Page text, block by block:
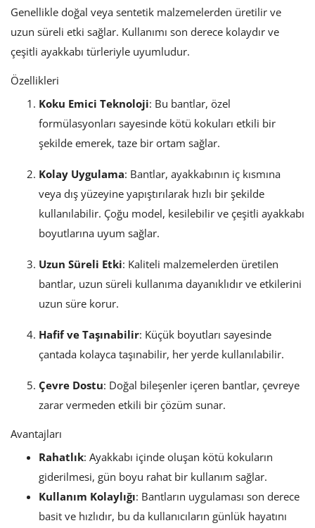
Genellikle doğal veya sentetik malzemelerden üretilir ve
uzun süreli etki sağlar. Kullanımı son derece kolaydır ve
çeşitli ayakkabı türleriyle uyumludur.
Özellikleri
Koku Emici Teknoloji: Bu bantlar, özel
formülasyonları sayesinde kötü kokuları etkili bir
şekilde emerek, taze bir ortam sağlar.
Kolay Uygulama: Bantlar, ayakkabının iç kısmına
veya dış yüzeyine yapıştırılarak hızlı bir şekilde
kullanılabilir. Çoğu model, kesilebilir ve çeşitli ayakkabı
boyutlarına uyum sağlar.
Uzun Süreli Etki: Kaliteli malzemelerden üretilen
bantlar, uzun süreli kullanıma dayanıklıdır ve etkilerini
uzun süre korur.
Hafif ve Taşınabilir: Küçük boyutları sayesinde
çantada kolayca taşınabilir, her yerde kullanılabilir.
Çevre Dostu: Doğal bileşenler içeren bantlar, çevreye
zarar vermeden etkili bir çözüm sunar.
Avantajları
Rahatlık: Ayakkabı içinde oluşan kötü kokuların
giderilmesi, gün boyu rahat bir kullanım sağlar.
Kullanım Kolaylığı: Bantların uygulaması son derece
basit ve hızlıdır, bu da kullanıcıların günlük hayatını